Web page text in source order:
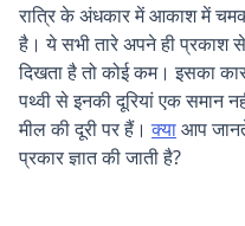
रात्रि के अंधकार में आकाश में
है। ये सभी तारे अपने ही
दिखता है तो कोई कम। इसका
पथ्वी से इनकी दूरियां एक समान
मील की दूरी पर हैं।क्याआप
प्रकार ज्ञात की जाती है?